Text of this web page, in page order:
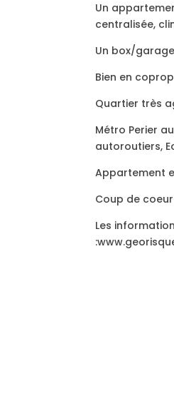
Un
centralisée,
Un box/
Bien en
Quartier très
Métro Perier
autoroutiers,
Appartement
Coup de
Les